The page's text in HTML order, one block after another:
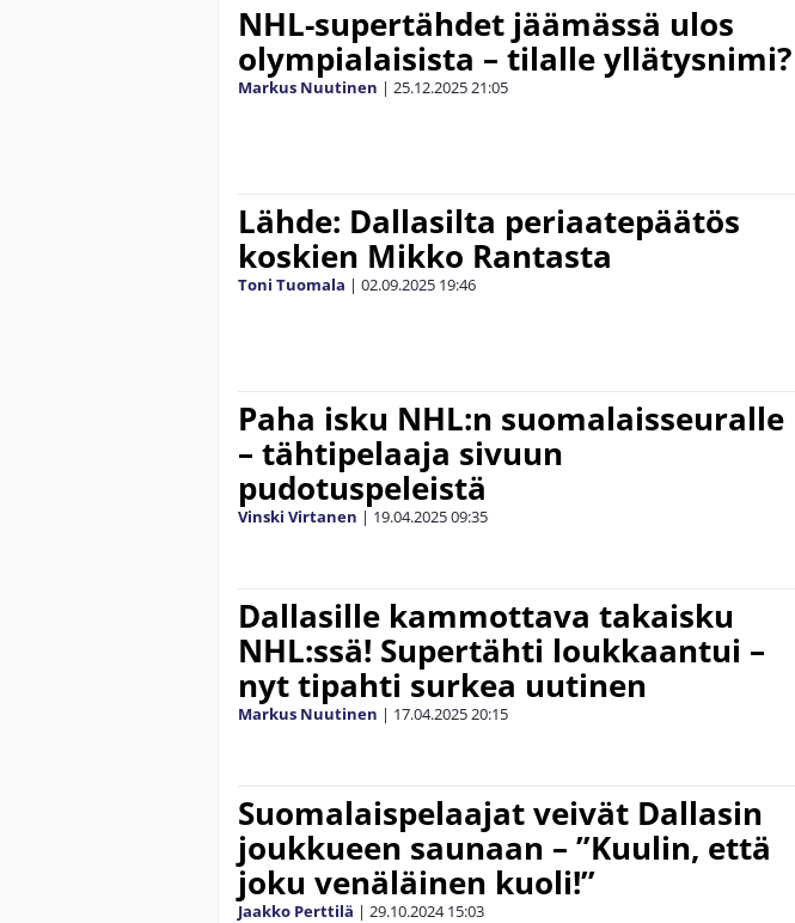
NHL-supertähdet jäämässä ulos
olympialaisista – tilalle yllätysnimi?
Markus Nuutinen | 25.12.202521:05
Lähde: Dallasilta periaatepäätös
koskien Mikko Rantasta
Toni Tuomala | 02.09.2025 19:46
Paha isku NHL:n suomalaisseuralle
– tähtipelaaja sivuun
pudotuspeleistä
Vinski Virtanen | 19.04.202509:35
Dallasille kammottava takaisku
NHL:ssä! Supertähti loukkaantui –
nyt tipahti surkea uutinen
Markus Nuutinen | 17.04.202520:15
Suomalaispelaajat veivät Dallasin
joukkueen saunaan – ”Kuulin, että
joku venäläinen kuoli!”
Jaakko Perttilä | 29.10.2024 15:03